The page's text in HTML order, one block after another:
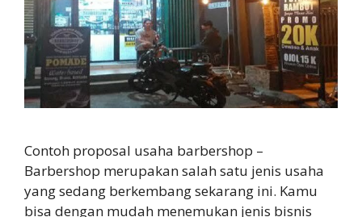
Contoh proposal usaha barbershop –
Barbershop merupakan salah satu jenis usaha
yang sedang berkembang sekarang ini. Kamu
bisa dengan mudah menemukan jenis bisnis